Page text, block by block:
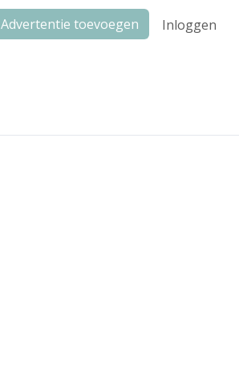
Advertentie toevoegen Inloggen